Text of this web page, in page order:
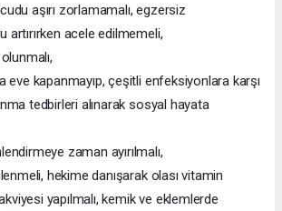
aşırı zorlamamalı, egzersiz
artırırken acele edilmemeli,
eve kapanmayıp, çeşitli enfeksiyonlara karşı
tedbirleri alınarak sosyal hayata
zaman ayırılmalı,
hekime danışarak olası vitamin
yapılmalı, kemik ve eklemlerde